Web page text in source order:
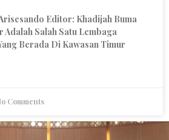
Editor: Khadijah Buma
Adalah Salah Satu Lembaga
Berada Di Kawasan Timur
Comments